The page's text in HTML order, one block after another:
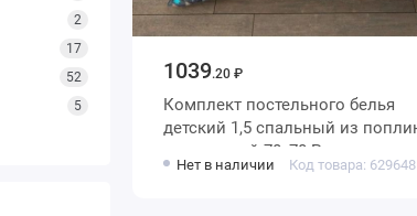
2
17
52
5
1039.20 ₽
Комплект постельного белья
детский 1,5 спальный из поплина с
наволочкой 70х70 Рисунок
Василиса
Нет в наличии Код товара: 629648